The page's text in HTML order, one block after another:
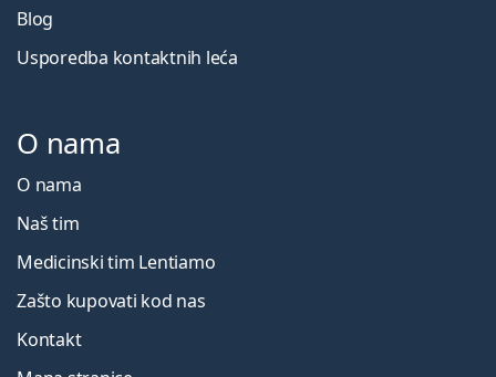
Blog
Usporedba kontaktnih leća
O nama
O nama
Naš tim
Medicinski tim Lentiamo
Zašto kupovati kod nas
Kontakt